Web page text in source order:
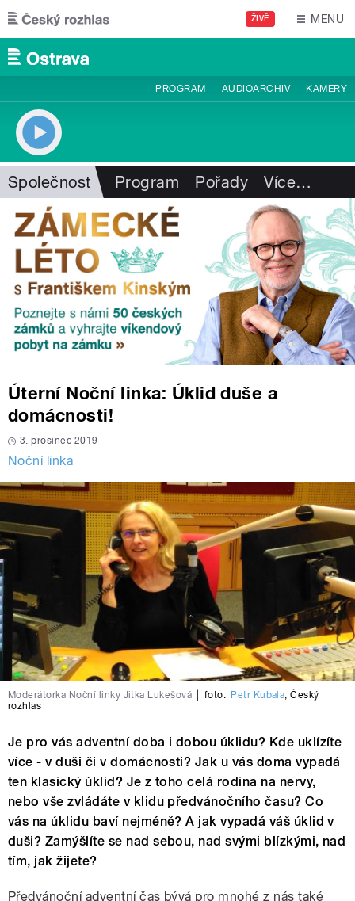
Přejít k hlavnímu obsahu
ŽIVĚ MENU
PROGRAM AUDIOARCHIV KAMERY
Společnost Program Pořady Více…
Úterní Noční linka: Úklid duše a
domácnosti!
3. prosinec 2019
Noční linka
Moderátorka Noční linky Jitka Lukešová foto: Petr Kubala,Český
rozhlas
Je pro vás adventní doba i dobou úklidu? Kde uklízíte
více - v duši či v domácnosti? Jak u vás doma vypadá
ten klasický úklid? Je z toho celá rodina na nervy,
nebo vše zvládáte v klidu předvánočního času? Co
vás na úklidu baví nejméně? A jak vypadá váš úklid v
duši? Zamýšlíte se nad sebou, nad svými blízkými, nad
tím, jak žijete?
Předvánoční adventní čas bývá pro mnohé z nás také